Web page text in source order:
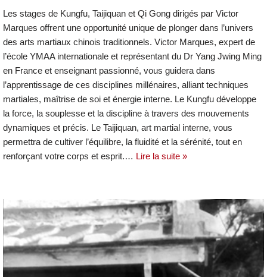
Les stages de Kungfu, Taijiquan et Qi Gong dirigés par Victor
Marques offrent une opportunité unique de plonger dans l’univers
des arts martiaux chinois traditionnels. Victor Marques, expert de
l’école YMAA internationale et représentant du Dr Yang Jwing Ming
en France et enseignant passionné, vous guidera dans
l’apprentissage de ces disciplines millénaires, alliant techniques
martiales, maîtrise de soi et énergie interne. Le Kungfu développe
la force, la souplesse et la discipline à travers des mouvements
dynamiques et précis. Le Taijiquan, art martial interne, vous
permettra de cultiver l’équilibre, la fluidité et la sérénité, tout en
renforçant votre corps et esprit.… Lire la suite »